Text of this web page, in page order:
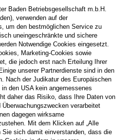
Daten, nämlich
für personalisierte Zusendungen per E-